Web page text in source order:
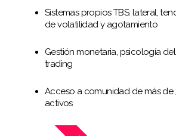
Sistemas propios TBS: lateral,
de volatilidad y agotamiento
Gestión monetaria, psicología
trading
Acceso a comunidad de más de
activos